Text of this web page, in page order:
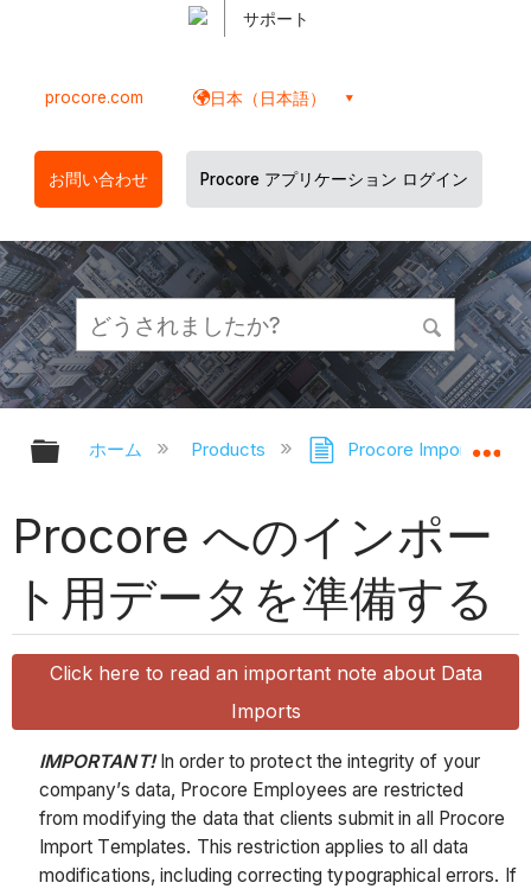
サポート
procore.com 日本（日本語）
お問い合わせ Procore アプリケーション ログイン
グローバル階層を展開/折りたたむ
ホーム Products Procore Imports
Procore へのインポー
ト用データを準備する
Click here to read an important note about Data
Imports
IMPORTANT! In order to protect the integrity of your
company’s data, Procore Employees are restricted
from modifying the data that clients submit in all Procore
Import Templates. This restriction applies to all data
modifications, including correcting typographical errors. If